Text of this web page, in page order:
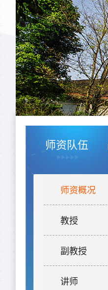
师资队伍
师资概况
教授
副教授
讲师